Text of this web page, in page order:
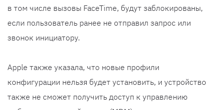
в том числе вызовы FaceTime, будут заблокированы,
если пользователь ранее не отправил запрос или
звонок инициатору.
Apple также указала, что новые профили
конфигурации нельзя будет установить, и устройство
также не сможет получить доступ к управлению